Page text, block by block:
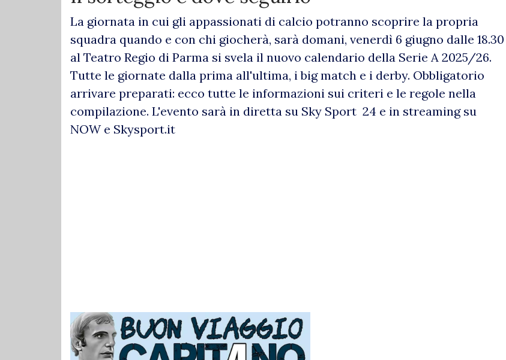
La giornata in cui gli appassionati di calcio potranno scoprire la propria
squadra quando e con chi giocherà, sarà domani, venerdì 6 giugno dalle 18.30
al Teatro Regio di Parma si svela il nuovo calendario della Serie A 2025/26.
Tutte le giornate dalla prima all'ultima, i big match e i derby. Obbligatorio
arrivare preparati: ecco tutte le informazioni sui criteri e le regole nella
compilazione. L'evento sarà in diretta su Sky Sport 24 e in streaming su
NOW e Skysport.it